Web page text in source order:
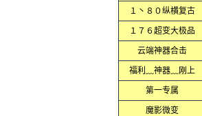
１丶８０纵横复古
１７６超变大极品
云端神器合击
福利﹏神器﹏刚上
第一专属
魔影微变